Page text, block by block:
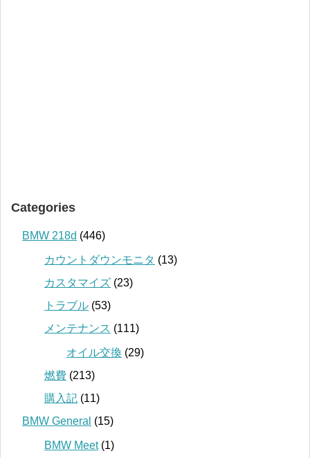
Categories
BMW 218d (446)
カウントダウンモニタ (13)
カスタマイズ (23)
トラブル (53)
メンテナンス (111)
オイル交換 (29)
燃費 (213)
購入記 (11)
BMW General (15)
BMW Meet(1)